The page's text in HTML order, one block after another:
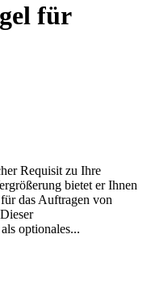
für
Requisit zu Ihre
bietet er Ihnen
das Auftragen von
optionales...